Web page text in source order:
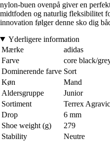
nylon-buen ovenpå giver en
midtfoden og naturlig fleksibilitet
innovation følger denne sko dig
Yderligere information
Mærke
adidas
Farve
core black/
Dominerende farve Sort
Køn
Mand
Aldersgruppe
Junior
Sortiment
Terrex Agravic
Drop
6 mm
Shoe weight (g)
279
Stability
Neutre